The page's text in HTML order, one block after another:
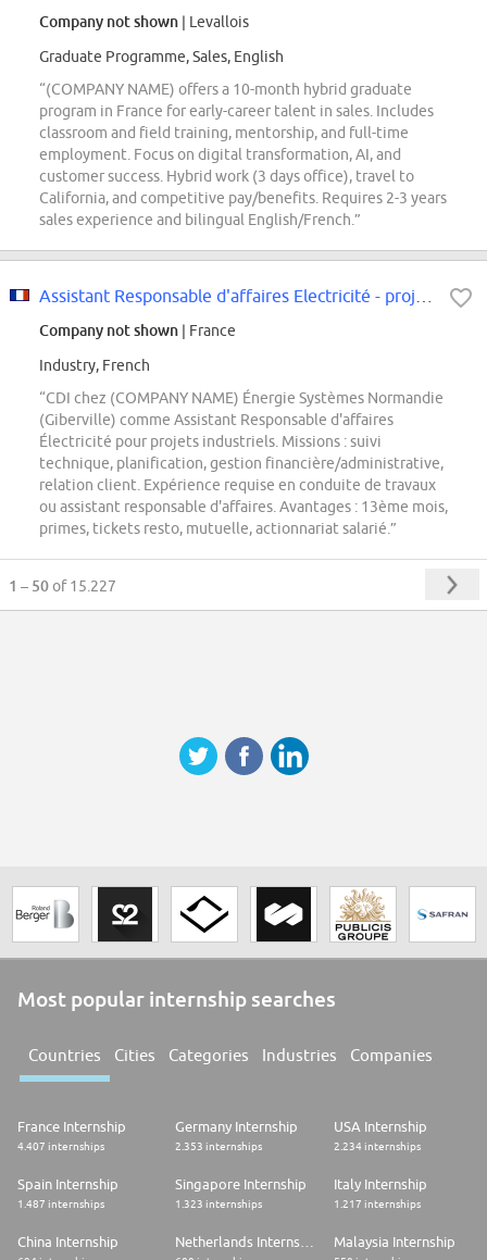
Company not shown | Levallois
Graduate Programme, Sales, English
“(COMPANY NAME) offers a 10-month hybrid graduate
program in France for early-career talent in sales. Includes
classroom and field training, mentorship, and full-time
employment. Focus on digital transformation, AI, and
customer success. Hybrid work (3 days office), travel to
California, and competitive pay/benefits. Requires 2-3 years
sales experience and bilingual English/French.”
Company not shown | France
Industry, French
“CDI chez (COMPANY NAME) Énergie Systèmes Normandie
(Giberville) comme Assistant Responsable d'affaires
Électricité pour projets industriels. Missions : suivi
technique, planification, gestion financière/administrative,
relation client. Expérience requise en conduite de travaux
ou assistant responsable d'affaires. Avantages : 13ème mois,
primes, tickets resto, mutuelle, actionnariat salarié.”
1 – 50of 15.227
Most popular internship searches
Countries Cities Categories Industries Companies
France Internship
4.407 internships
Germany Internship
2.353 internships
USA Internship
2.234 internships
Spain Internship
1.487 internships
Singapore Internship
1.323 internships
Italy Internship
1.217 internships
China Internship Malaysia Internship